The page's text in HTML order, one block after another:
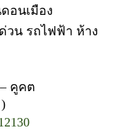
อนเมือง
วน รถไฟฟ้า ห้าง
คูคต